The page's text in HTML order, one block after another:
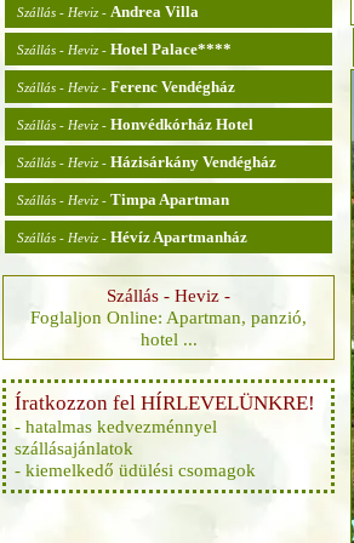
Szállás - Heviz - Andrea Villa
Szállás - Heviz - Hotel Palace****
Szállás - Heviz - Ferenc Vendégház
Szállás - Heviz - Honvédkórház Hotel
Szállás - Heviz - Házisárkány Vendégház
Szállás - Heviz - Timpa Apartman
Szállás - Heviz - Hévíz Apartmanház
Szállás - Heviz -
Foglaljon Online: Apartman, panzió,
hotel ...
Íratkozzon fel HÍRLEVELÜNKRE!
- hatalmas kedvezménnyel
szállásajánlatok
- kiemelkedő üdülési csomagok